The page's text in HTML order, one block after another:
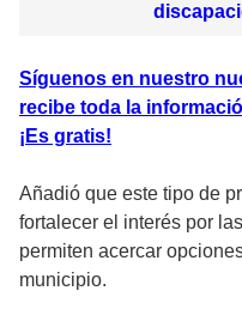
Síguenos en nuestro
recibe toda la
¡Es gratis!
Añadió que este tipo de
fortalecer el interés por
permiten acercar
municipio.